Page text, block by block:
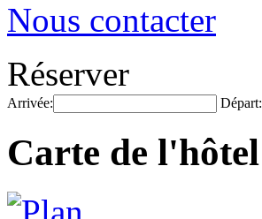
Nous contacter
Réserver
Arrivée: Départ:
Carte de l'hôtel